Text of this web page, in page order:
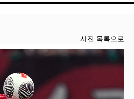
사진 목록으로